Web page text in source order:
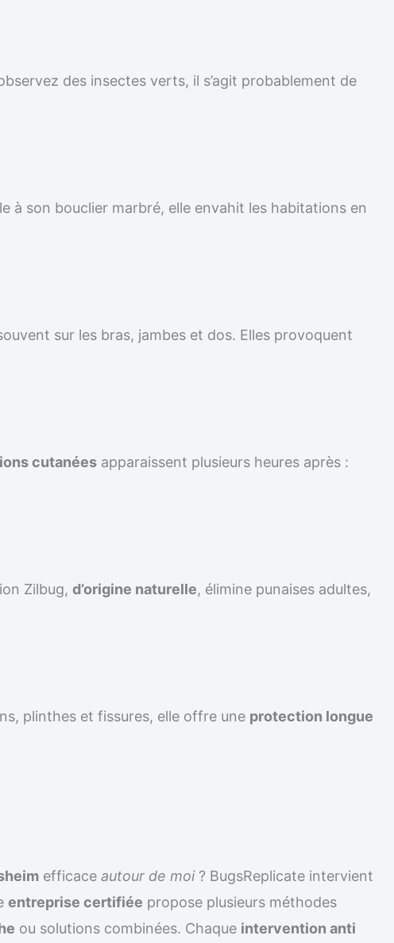
des insectes verts, il s’agit probablement de
à son bouclier marbré, elle envahit les habitations en
sur les bras, jambes et dos. Elles provoquent
cutanées apparaissent plusieurs heures après :
Zilbug, d’origine naturelle, élimine punaises adultes,
plinthes et fissures, elle offre une protection longue
efficace autour de moi? BugsReplicate intervient
entreprise certifiée propose plusieurs méthodes
ou solutions combinées. Chaque intervention anti